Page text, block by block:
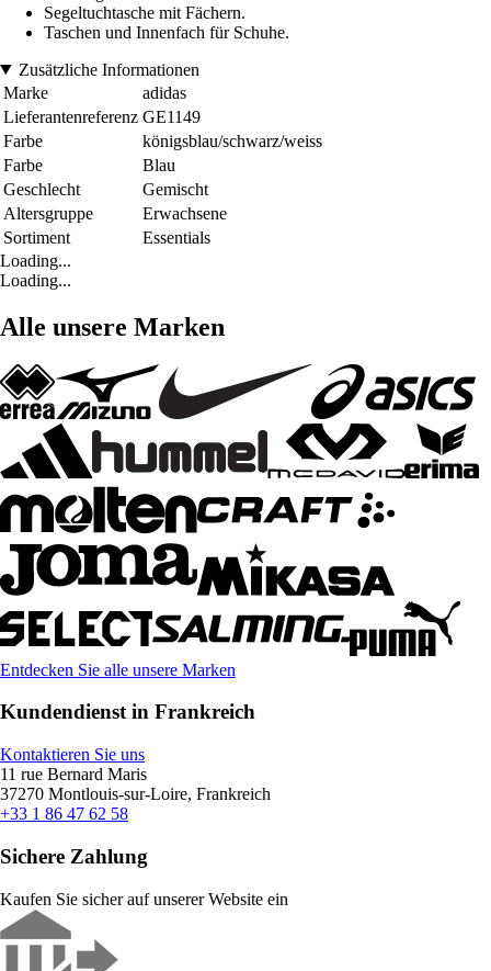
Segeltuchtasche mit Fächern.
Taschen und Innenfach für Schuhe.
Zusätzliche Informationen
Marke
adidas
Lieferantenreferenz GE1149
Farbe
königsblau/schwarz/weiss
Farbe
Blau
Geschlecht
Gemischt
Altersgruppe
Erwachsene
Sortiment
Essentials
Loading...
Loading...
Alle unsere Marken
Entdecken Sie alle unsere Marken
Kundendienst in Frankreich
Kontaktieren Sie uns
11 rue Bernard Maris
37270 Montlouis-sur-Loire, Frankreich
+33 1 86 47 62 58
Sichere Zahlung
Kaufen Sie sicher auf unserer Website ein